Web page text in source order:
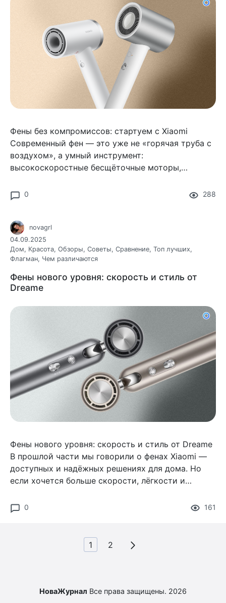
Фены без компромиссов: стартуем с Xiaomi
Современный фен — это уже не «горячая труба с
воздухом», а умный инструмент:
высокоскоростные бесщёточные моторы,
продуманные насадки и защита кутикулы.
288
0
novagrl
04.09.2025
Дом, Красота, Обзоры, Советы, Сравнение, Топ лучших,
Флагман, Чем различаются
Фены нового уровня: скорость и стиль от
Dreame
Фены нового уровня: скорость и стиль от Dreame
В прошлой части мы говорили о фенах Xiaomi —
доступных и надёжных решениях для дома. Но
если хочется больше скорости, лёгкости и
обратить внимание на другой бренд — Dreame. 161
0
1 2
НоваЖурнал Все права защищены. 2026